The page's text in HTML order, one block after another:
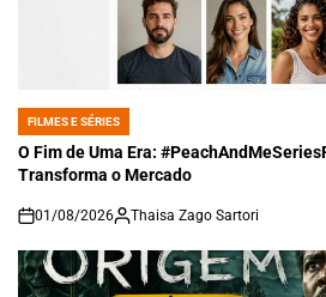
POSTED
IN
FILMES E SÉRIES
O Fim de Uma Era:
Transforma o Mercado
on
01/08/2026 Thaisa Zago Sartori